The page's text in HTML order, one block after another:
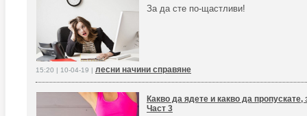
За да сте по-щастливи!
15:20 | 10-04-19 | лесни начини справяне
Какво да ядете и какво да
Част 3